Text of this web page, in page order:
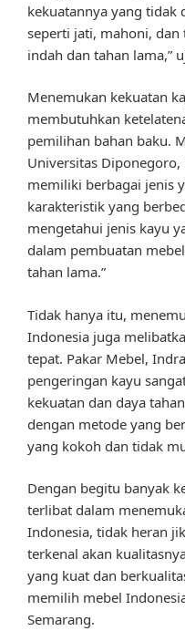
kekuatannya yang tidak
seperti jati, mahoni,
indah dan tahan lama,”
Menemukan kekuatan
membutuhkan
pemilihan bahan baku.
Universitas Diponegoro,
memiliki berbagai jenis
karakteristik yang
mengetahui jenis kayu
dalam pembuatan
tahan lama.”
Tidak hanya itu,
Indonesia juga
tepat. Pakar Mebel,
pengeringan kayu
kekuatan dan daya
dengan metode yang
yang kokoh dan tidak
Dengan begitu banyak
terlibat dalam
Indonesia, tidak heran
terkenal akan
yang kuat dan
memilih mebel
Semarang.